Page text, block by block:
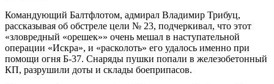
Командующий Балтфлотом, адмирал Владимир Трибуц,
рассказывая об обстреле цели № 23, подчеркивал, что этот
«зловредный «орешек»» очень мешал в наступательной
операции «Искра», и «расколоть» его удалось именно при
помощи огня Б-37. Снаряды пушки попали в железобетонный
КП, разрушили доты и склады боеприпасов.